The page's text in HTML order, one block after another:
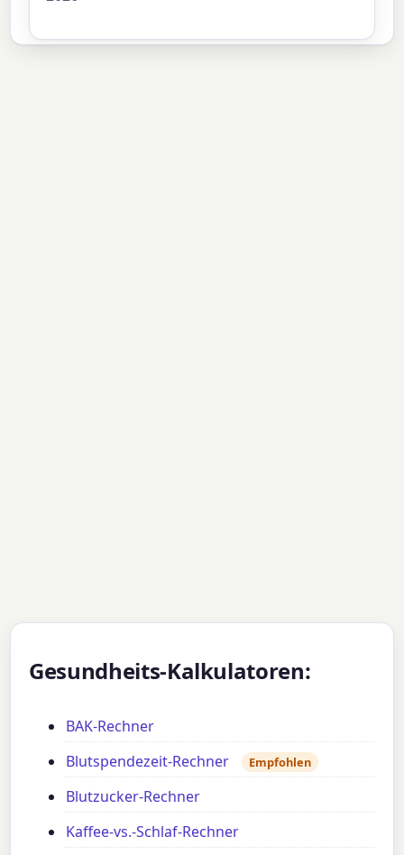
Gesundheits-Kalkulatoren:
BAK-Rechner
Blutspendezeit-Rechner
Empfohlen
Blutzucker-Rechner
Kaffee-vs.-Schlaf-Rechner